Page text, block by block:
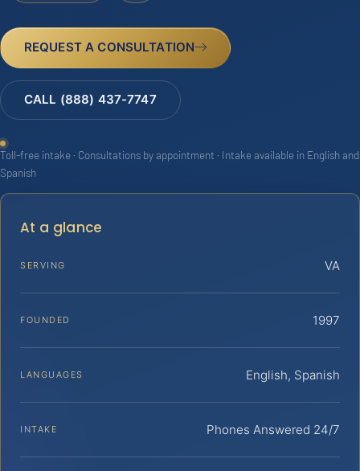
REQUEST A CONSULTATION
CALL (888) 437-7747
Toll-free intake · Consultations by appointment · Intake available in English and
Spanish
At a glance
SERVING VA
FOUNDED 1997
LANGUAGES English, Spanish
INTAKE Phones Answered 24/7